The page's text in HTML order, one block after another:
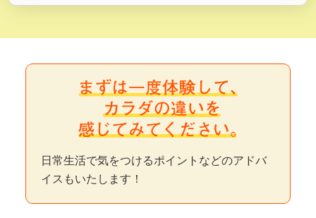
日常生活で気をつけるポイントなどのアドバ
イスもいたします！